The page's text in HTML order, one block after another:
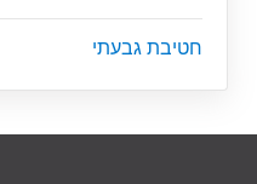
חטיבת גבעתי